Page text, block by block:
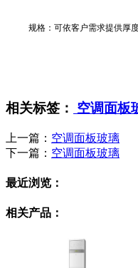
规格：可依客户需求提供厚
相关标签： 空调面板
上一篇： 空调面板玻璃
下一篇： 空调面板玻璃
最近浏览：
相关产品：